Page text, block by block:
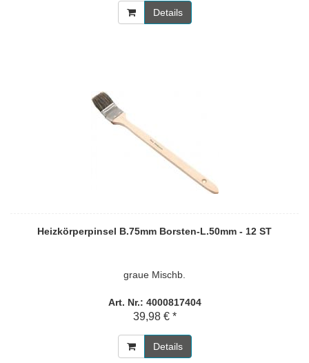
Details
Heizkörperpinsel B.75mm Borsten-L.50mm - 12 ST
graue Mischb.
Art. Nr.: 4000817404
39,98 € *
Details